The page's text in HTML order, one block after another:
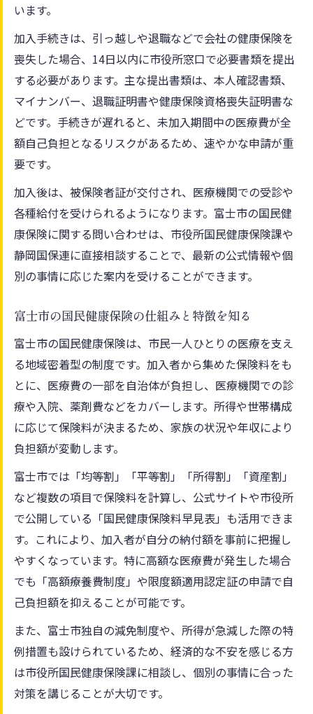
順
所得や世帯構成別の保険料計算方法を解説
保険料早見表の使い方とポイントを知る
保険料シミュレーションの活用方法を紹介
納付スケジュールや手続きを徹底解説
保険料納付スケジュールの確認ポイント解
便利な保険料分割納付方法と注意点を紹介
納付手続きのステップと必要書類まとめ
市役所窓口で行う保険関連手続きを解説
納付遅延時の対応策とよくある質問を整理
保険料減免制度の概要と申請基準を確認
世帯の状況別に異なる軽減措置の内容解説
所得基準や被保険者数で変わる軽減割合
減免の手続き方法と必要な書類をまとめる
保険料軽減の活用で家計を守る方法紹介
基本から応用まで富士市保険の活用法
国民健康保険の基本活用術をわかりやすく
保険を使った医療費節約のコツを紹介
公式情報で確認する保険の応用的な活用
富士市の行政サービスと保険の連携活用法
保険手続きと医療機関利用の実務ポイント
います。
加入手続きは、引っ越しや退職などで会社の健康保険を
喪失した場合、14日以内に市役所窓口で必要書類を提出
する必要があります。主な提出書類は、本人確認書類、
マイナンバー、退職証明書や健康保険資格喪失証明書な
どです。手続きが遅れると、未加入期間中の医療費が全
額自己負担となるリスクがあるため、速やかな申請が重
要です。
加入後は、被保険者証が交付され、医療機関での受診や
各種給付を受けられるようになります。富士市の国民健
康保険に関する問い合わせは、市役所国民健康保険課や
静岡国保連に直接相談することで、最新の公式情報や個
別の事情に応じた案内を受けることができます。
富士市の国民健康保険の仕組みと特徴を知る
富士市の国民健康保険は、市民一人ひとりの医療を支え
る地域密着型の制度です。加入者から集めた保険料をも
とに、医療費の一部を自治体が負担し、医療機関での診
療や入院、薬剤費などをカバーします。所得や世帯構成
に応じて保険料が決まるため、家族の状況や年収により
負担額が変動します。
富士市では「均等割」「平等割」「所得割」「資産割」
など複数の項目で保険料を計算し、公式サイトや市役所
で公開している「国民健康保険料早見表」も活用できま
す。これにより、加入者が自分の納付額を事前に把握し
やすくなっています。特に高額な医療費が発生した場合
でも「高額療養費制度」や限度額適用認定証の申請で自
己負担額を抑えることが可能です。
また、富士市独自の減免制度や、所得が急減した際の特
例措置も設けられているため、経済的な不安を感じる方
は市役所国民健康保険課に相談し、個別の事情に合った
対策を講じることが大切です。